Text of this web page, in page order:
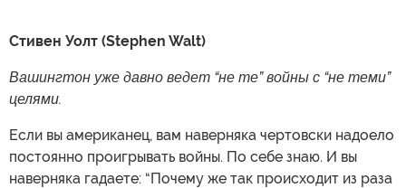
Стивен Уолт (Stephen Walt)
Вашингтон уже давно ведет “не те” войны с “не теми”
целями.
Если вы американец, вам наверняка чертовски надоело
постоянно проигрывать войны. По себе знаю. И вы
наверняка гадаете: “Почему же так происходит из раза